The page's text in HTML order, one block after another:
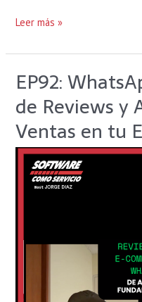
Leer más »
EP92:
de Reviews y
Ventas en tu
EP92:
WhatsApp
como
de
Reviews
Aumento
tu